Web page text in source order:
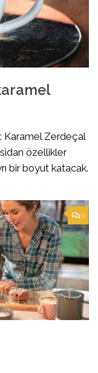
Karamel Zerdeçal
özellikler
bir boyut katacak.
0